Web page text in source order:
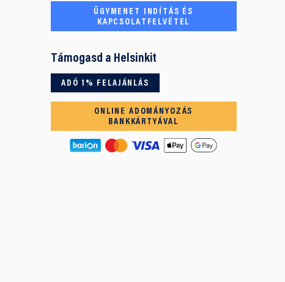
ÜGYMENET INDÍTÁS ÉS
KAPCSOLATFELVÉTEL
Támogasd a Helsinkit
ADÓ 1% FELAJÁNLÁS
ONLINE ADOMÁNYOZÁS
BANKKÁRTYÁVAL